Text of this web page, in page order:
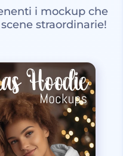
i mockup che
straordinarie!